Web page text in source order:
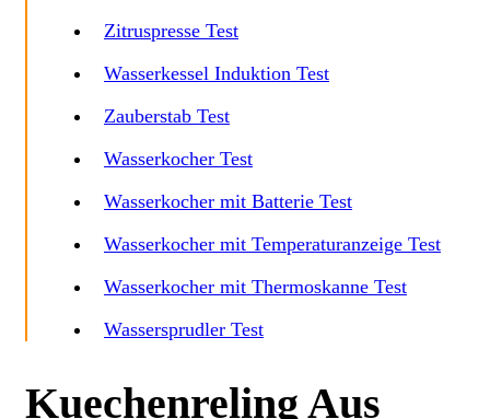
Zitruspresse Test
Wasserkessel Induktion Test
Zauberstab Test
Wasserkocher Test
Wasserkocher mit Batterie Test
Wasserkocher mit Temperaturanzeige Test
Wasserkocher mit Thermoskanne Test
Wassersprudler Test
Kuechenreling Aus